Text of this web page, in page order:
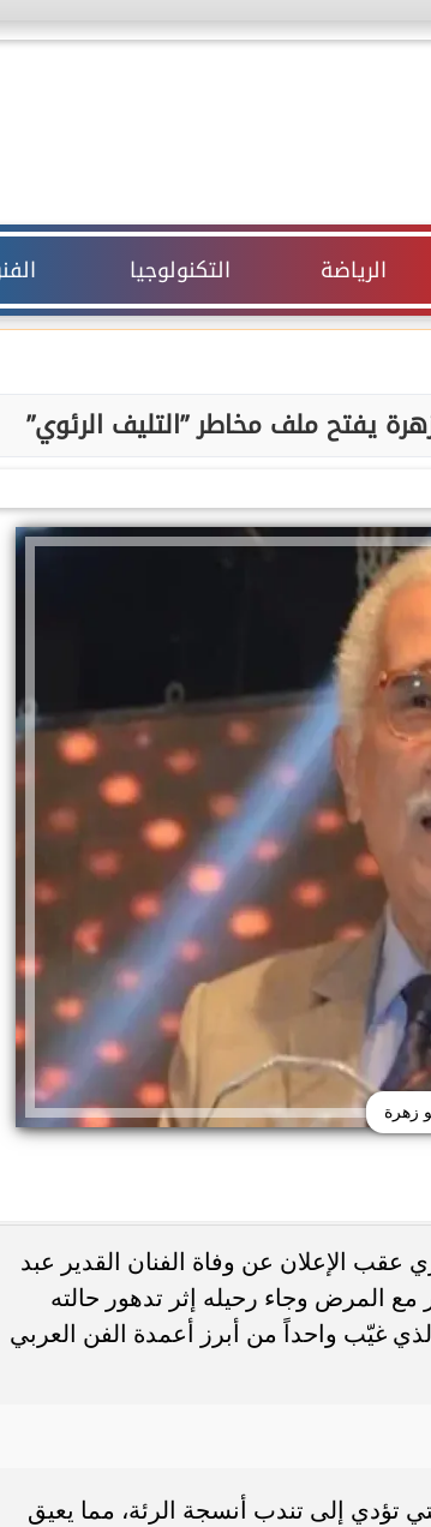
الرياضة التكنولوجيا
يفتح ملف مخاطر ”التليف الرئوي”
زهرة
الإعلان عن وفاة الفنان القدير عبد
المرض وجاء رحيله إثر تدهور حالته
غيّب واحداً من أبرز أعمدة الفن العربي
تؤدي إلى تندب أنسجة الرئة، مما يعيق
تاريخي
الكويت تغلق المدرسة الإيرانية الخاصة
ترخيصها رسميًا